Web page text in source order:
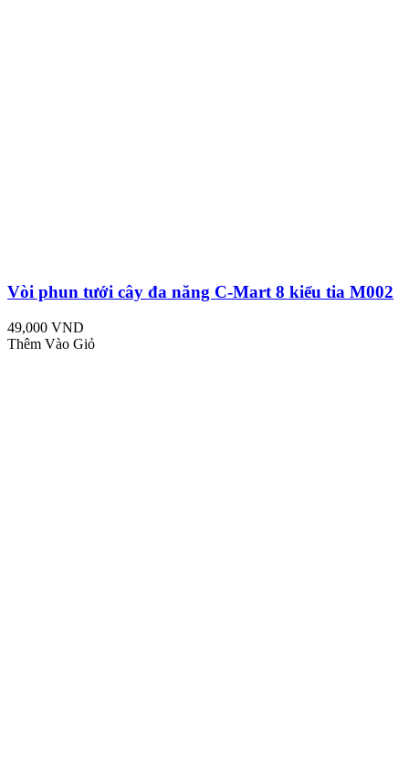
Vòi phun tưới cây đa năng C-Mart 8 kiểu tia M002
49,000 VND
Thêm Vào Giỏ